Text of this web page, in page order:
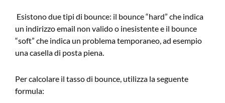
Esistono due tipi di bounce: il bounce “hard” che indica
un indirizzo email non valido o inesistente e il bounce
“soft” che indica un problema temporaneo, ad esempio
una casella di posta piena.
Per calcolare il tasso di bounce, utilizza la seguente
formula: